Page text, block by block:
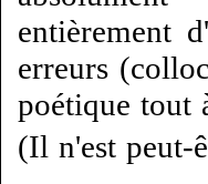
entièrement
erreurs
poétique tout
(Il n'est peut-